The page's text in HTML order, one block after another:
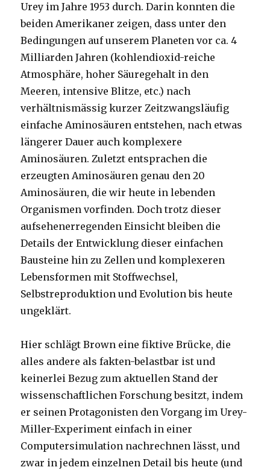
Urey im Jahre 1953 durch. Darin konnten die
beiden Amerikaner zeigen, dass unter den
Bedingungen auf unserem Planeten vor ca. 4
Milliarden Jahren (kohlendioxid-reiche
Atmosphäre, hoher Säuregehalt in den
Meeren, intensive Blitze, etc.) nach
verhältnismässig kurzer Zeitzwangsläufig
einfache Aminosäuren entstehen, nach etwas
längerer Dauer auch komplexere
Aminosäuren. Zuletzt entsprachen die
erzeugten Aminosäuren genau den 20
Aminosäuren, die wir heute in lebenden
Organismen vorfinden. Doch trotz dieser
aufsehenerregenden Einsicht bleiben die
Details der Entwicklung dieser einfachen
Bausteine hin zu Zellen und komplexeren
Lebensformen mit Stoffwechsel,
Selbstreproduktion und Evolution bis heute
ungeklärt.
Hier schlägt Brown eine fiktive Brücke, die
alles andere als fakten-belastbar ist und
keinerlei Bezug zum aktuellen Stand der
wissenschaftlichen Forschung besitzt, indem
er seinen Protagonisten den Vorgang im Urey-
Miller-Experiment einfach in einer
Computersimulation nachrechnen lässt, und
zwar in jedem einzelnen Detail bis heute (und